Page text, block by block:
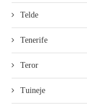
Telde
Tenerife
Teror
Tuineje